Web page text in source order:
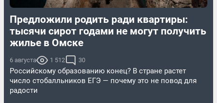
Предложили родить ради квартиры:
тысячи сирот годами не могут получить
жилье в Омске
6 августа 1 512 30
Российскому образованию конец? В стране растет
число стобалльников ЕГЭ — почему это не повод для
радости